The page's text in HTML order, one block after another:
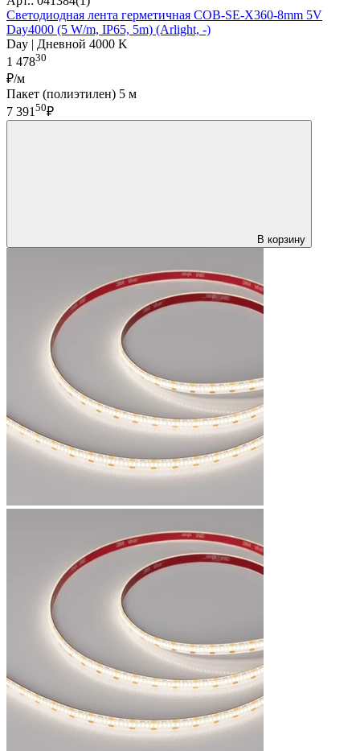
Светодиодная лента герметичная COB-SE-X360-8mm 5V
Day4000 (5 W/m, IP65, 5m) (Arlight, -)
Day | Дневной 4000 K
1 47830
₽/м
Пакет (полиэтилен) 5 м
7 391 50₽
В корзину